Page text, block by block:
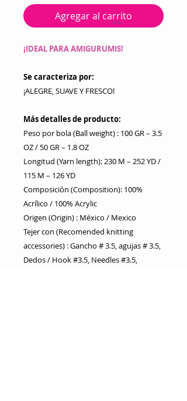
Agregar al carrito
¡IDEAL PARA AMIGURUMIS!
Se caracteriza por:
¡ALEGRE, SUAVE Y FRESCO!
Más detalles de producto:
Peso por bola (Ball weight) : 100 GR – 3.5
OZ / 50 GR – 1.8 OZ
Longitud (Yarn length): 230 M – 252 YD /
115 M – 126 YD
Composición (Composition): 100%
Acrílico / 100% Acrylic
Origen (Origin) : México / Mexico
Tejer con (Recomended knitting
accessories) : Gancho # 3.5, agujas # 3.5,
Dedos / Hook #3.5, Needles #3.5,